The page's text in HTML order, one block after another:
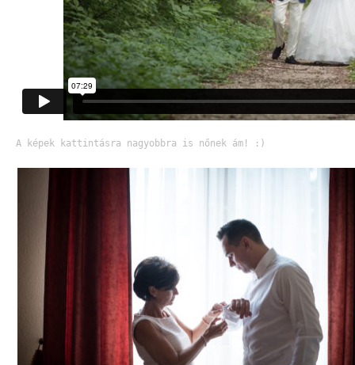
A képek kattintásra nagyobbra is nőnek ám! :)